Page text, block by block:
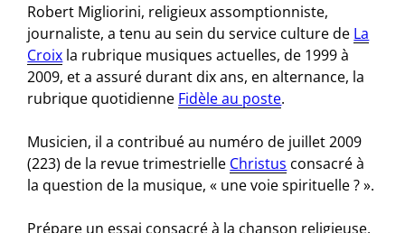
Robert Migliorini, religieux assomptionniste,
journaliste, a tenu au sein du service culture de La
Croix la rubrique musiques actuelles, de 1999 à
2009, et a assuré durant dix ans, en alternance, la
rubrique quotidienne Fidèle au poste.
Musicien, il a contribué au numéro de juillet 2009
(223) de la revue trimestrielle Christus consacré à
la question de la musique, « une voie spirituelle ? ».
Prépare un essai consacré à la chanson religieuse.